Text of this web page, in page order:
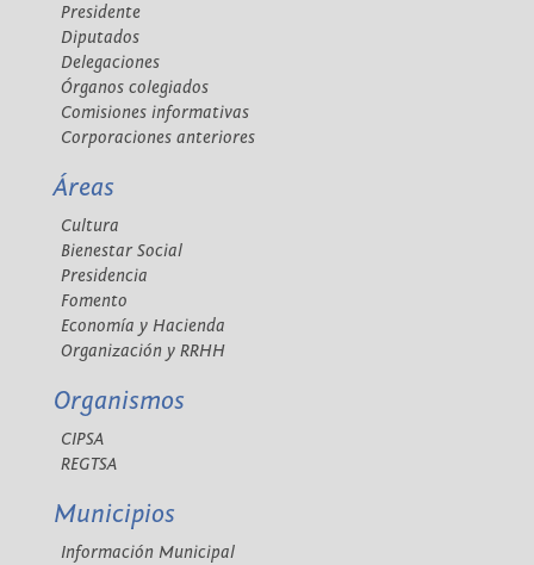
Presidente
Diputados
Delegaciones
Órganos colegiados
Comisiones informativas
Corporaciones anteriores
Áreas
Cultura
Bienestar Social
Presidencia
Fomento
Economía y Hacienda
Organización y RRHH
Organismos
CIPSA
REGTSA
Municipios
Información Municipal